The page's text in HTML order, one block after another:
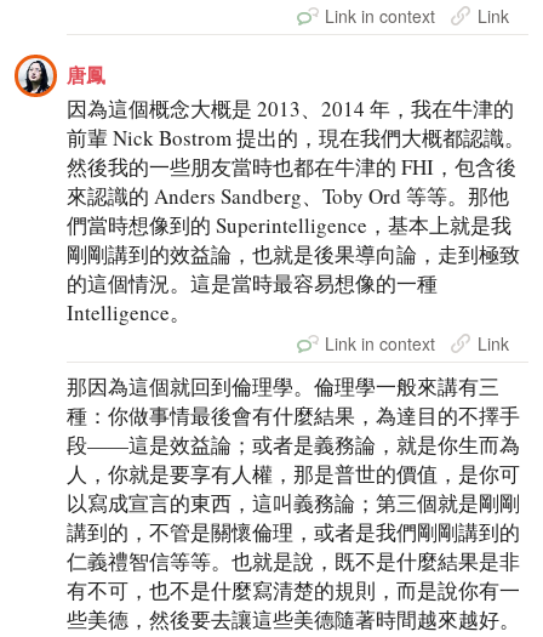
Link in context Link
唐鳳
因為這個概念大概是 2013、2014 年，我在牛津的
前輩 Nick Bostrom 提出的，現在我們大概都認識。
然後我的一些朋友當時也都在牛津的 FHI，包含後
來認識的 Anders Sandberg、Toby Ord 等等。那他
們當時想像到的 Superintelligence，基本上就是我
剛剛講到的效益論，也就是後果導向論，走到極致
的這個情況。這是當時最容易想像的一種
Intelligence。
Link in context Link
那因為這個就回到倫理學。倫理學一般來講有三
種：你做事情最後會有什麼結果，為達目的不擇手
段——這是效益論；或者是義務論，就是你生而為
人，你就是要享有人權，那是普世的價值，是你可
以寫成宣言的東西，這叫義務論；第三個就是剛剛
講到的，不管是關懷倫理，或者是我們剛剛講到的
仁義禮智信等等。也就是說，既不是什麼結果是非
有不可，也不是什麼寫清楚的規則，而是說你有一
些美德，然後要去讓這些美德隨著時間越來越好。